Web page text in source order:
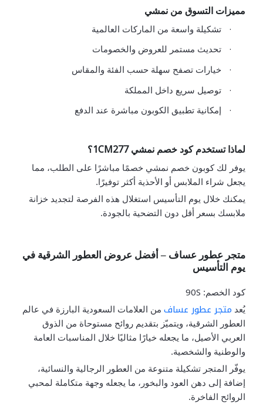
مميزات التسوق من نمشي
· تشكيلة واسعة من الماركات العالمية
· تحديث مستمر للعروض والخصومات
· خيارات تصفح سهلة حسب الفئة والمقاس
· توصيل سريع داخل المملكة
· إمكانية تطبيق الكوبون مباشرة عند الدفع
لماذا تستخدم كود خصم نمشي1CM277؟
يوفر لك كوبون خصم نمشي خصمًا مباشرًا على الطلب، مما
يجعل شراء الملابس أو الأحذية أكثر توفيرًا.
يمكنك خلال يوم التأسيس استغلال هذه الفرصة لتجديد خزانة
ملابسك بسعر أقل دون التضحية بالجودة.
متجر عطور عساف – أفضل عروض العطور الشرقية في
يوم التأسيس
كود الخصم: 90S
يُعد متجر عطور عساف من العلامات السعودية البارزة في عالم
العطور الشرقية، ويتميّز بتقديم روائح مستوحاة من الذوق
العربي الأصيل، ما يجعله خيارًا مثاليًا خلال المناسبات العامة
والوطنية والشخصية.
يوفّر المتجر تشكيلة متنوعة من العطور الرجالية والنسائية،
إضافة إلى دهن العود والبخور، ما يجعله وجهة متكاملة لمحبي
الروائح الفاخرة.